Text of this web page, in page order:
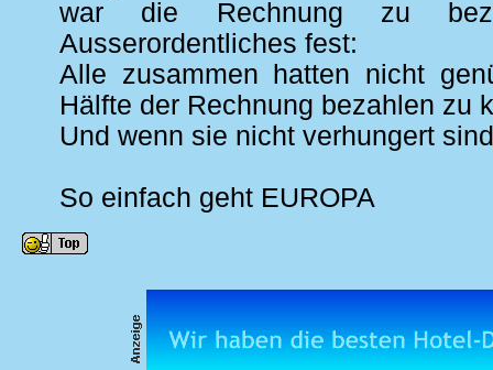
war die Rechnung zu
Ausserordentliches fest:
Alle zusammen hatten nicht
Hälfte der Rechnung bezahlen zu
Und wenn sie nicht verhungert
So einfach geht EUROPA